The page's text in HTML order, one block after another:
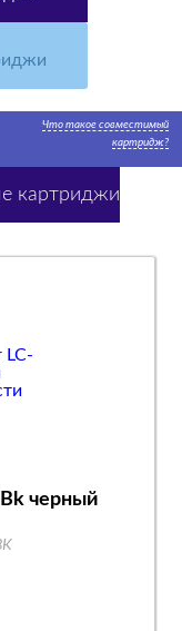
Что такое совместимый
картридж?
картриджи
черный